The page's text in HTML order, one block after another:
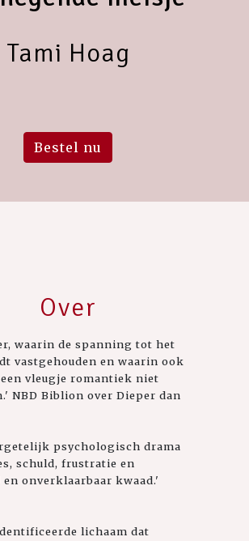
Tami Hoag
Bestel nu
Over
waarin de spanning tot het
vastgehouden en waarin ook
vleugje romantiek niet
NBD Biblion over Dieper dan
psychologisch drama
schuld, frustratie en
onverklaarbaar kwaad.'
lichaam dat